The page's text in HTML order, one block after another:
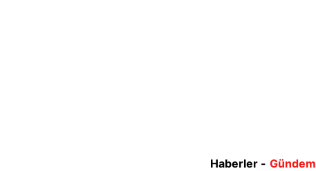
Haberler - Gündem